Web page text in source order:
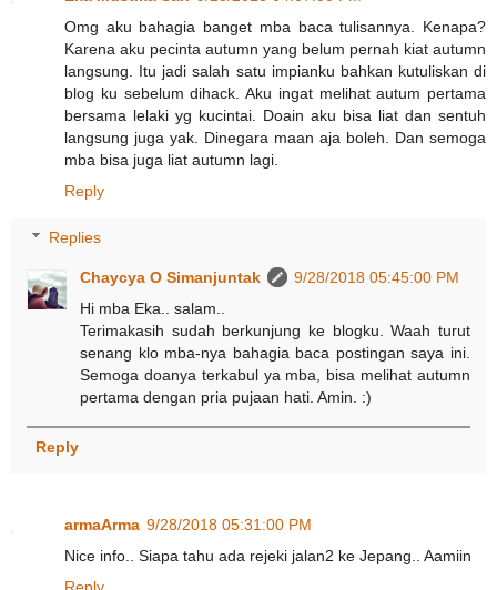
Omg aku bahagia banget mba baca tulisannya. Kenapa?
Karena aku pecinta autumn yang belum pernah kiat autumn
langsung. Itu jadi salah satu impianku bahkan kutuliskan di
blog ku sebelum dihack. Aku ingat melihat autum pertama
bersama lelaki yg kucintai. Doain aku bisa liat dan sentuh
langsung juga yak. Dinegara maan aja boleh. Dan semoga
mba bisa juga liat autumn lagi.
Reply
Replies
Chaycya O Simanjuntak
9/28/2018 05:45:00 PM
Hi mba Eka.. salam..
Terimakasih sudah berkunjung ke blogku. Waah turut
senang klo mba-nya bahagia baca postingan saya ini.
Semoga doanya terkabul ya mba, bisa melihat autumn
pertama dengan pria pujaan hati. Amin. :)
Reply
armaArma 9/28/2018 05:31:00 PM
Nice info.. Siapa tahu ada rejeki jalan2 ke Jepang.. Aamiin